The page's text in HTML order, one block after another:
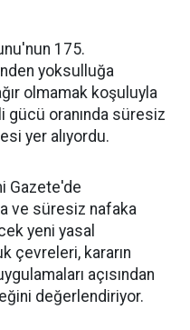
175.
yoksulluğa
olmamak koşuluyla
oranında süresiz
yer alıyordu.
Gazete'de
ve süresiz nafaka
yeni yasal
çevreleri, kararın
açısından
değerlendiriyor.